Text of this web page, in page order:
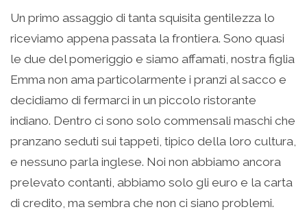
Un primo assaggio di tanta squisita gentilezza lo
riceviamo appena passata la frontiera. Sono quasi
le due del pomeriggio e siamo affamati, nostra figlia
Emma non ama particolarmente i pranzi al sacco e
decidiamo di fermarci in un piccolo ristorante
indiano. Dentro ci sono solo commensali maschi che
pranzano seduti sui tappeti, tipico della loro cultura,
e nessuno parla inglese. Noi non abbiamo ancora
prelevato contanti, abbiamo solo gli euro e la carta
di credito, ma sembra che non ci siano problemi.